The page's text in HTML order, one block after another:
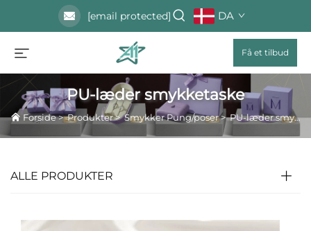
[email protected] DA
Få et tilbud
PU-læder smykketaske
Forside>Produkter>Smykker Pung/poser>PU-læder smykketaske
ALLE PRODUKTER